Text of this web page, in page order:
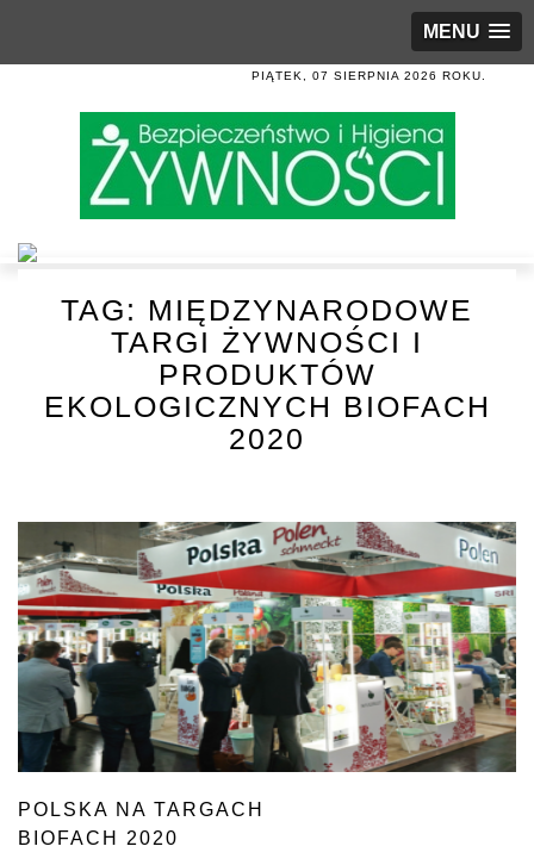
MENU
PIĄTEK, 07 SIERPNIA 2026 ROKU.
TAG: MIĘDZYNARODOWE
TARGI ŻYWNOŚCI I
PRODUKTÓW
EKOLOGICZNYCH BIOFACH
2020
POLSKA NA TARGACH
BIOFACH 2020